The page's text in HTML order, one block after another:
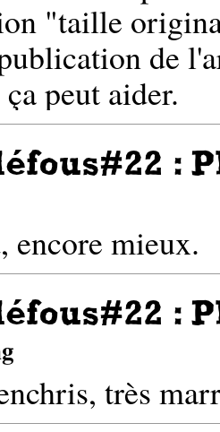
"taille
de
peut aider.
:
encore mieux.
:
très